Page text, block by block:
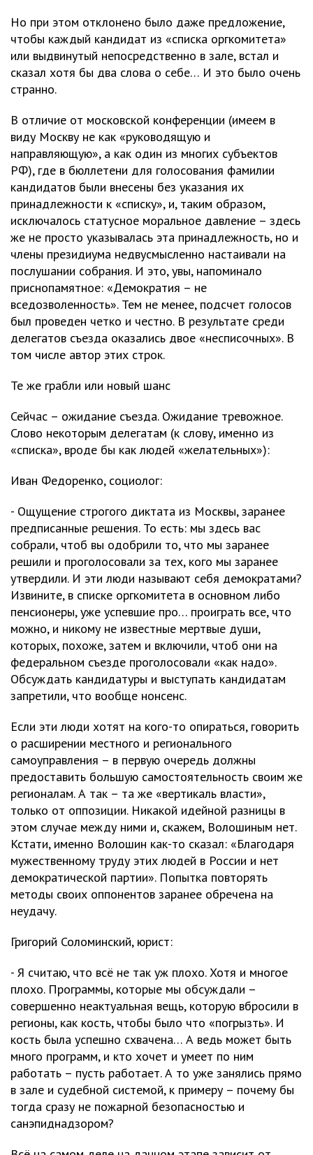
Но при этом отклонено было даже предложение,
чтобы каждый кандидат из «списка оргкомитета»
или выдвинутый непосредственно в зале, встал и
сказал хотя бы два слова о себе… И это было очень
странно.
В отличие от московской конференции (имеем в
виду Москву не как «руководящую и
направляющую», а как один из многих субъектов
РФ), где в бюллетени для голосования фамилии
кандидатов были внесены без указания их
принадлежности к «списку», и, таким образом,
исключалось статусное моральное давление – здесь
же не просто указывалась эта принадлежность, но и
члены президиума недвусмысленно настаивали на
послушании собрания. И это, увы, напоминало
приснопамятное: «Демократия – не
вседозволенность». Тем не менее, подсчет голосов
был проведен четко и честно. В результате среди
делегатов съезда оказались двое «несписочных». В
том числе автор этих строк.
Те же грабли или новый шанс
Сейчас – ожидание съезда. Ожидание тревожное.
Слово некоторым делегатам (к слову, именно из
«списка», вроде бы как людей «желательных»):
Иван Федоренко, социолог:
- Ощущение строгого диктата из Москвы, заранее
предписанные решения. То есть: мы здесь вас
собрали, чтоб вы одобрили то, что мы заранее
решили и проголосовали за тех, кого мы заранее
утвердили. И эти люди называют себя демократами?
Извините, в списке оргкомитета в основном либо
пенсионеры, уже успевшие про… проиграть все, что
можно, и никому не известные мертвые души,
которых, похоже, затем и включили, чтоб они на
федеральном съезде проголосовали «как надо».
Обсуждать кандидатуры и выступать кандидатам
запретили, что вообще нонсенс.
Если эти люди хотят на кого-то опираться, говорить
о расширении местного и регионального
самоуправления – в первую очередь должны
предоставить большую самостоятельность своим же
регионалам. А так – та же «вертикаль власти»,
только от оппозиции. Никакой идейной разницы в
этом случае между ними и, скажем, Волошиным нет.
Кстати, именно Волошин как-то сказал: «Благодаря
мужественному труду этих людей в России и нет
демократической партии». Попытка повторять
методы своих оппонентов заранее обречена на
неудачу.
Григорий Соломинский, юрист:
- Я считаю, что всё не так уж плохо. Хотя и многое
плохо. Программы, которые мы обсуждали –
совершенно неактуальная вещь, которую вбросили в
регионы, как кость, чтобы было что «погрызть». И
кость была успешно схвачена… А ведь может быть
много программ, и кто хочет и умеет по ним
работать – пусть работает. А то уже занялись прямо
в зале и судебной системой, к примеру – почему бы
тогда сразу не пожарной безопасностью и
санэпиднадзором?